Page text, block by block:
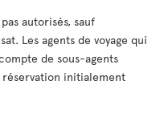
autorisés, sauf
Les agents de voyage qui
de sous-agents
initialement